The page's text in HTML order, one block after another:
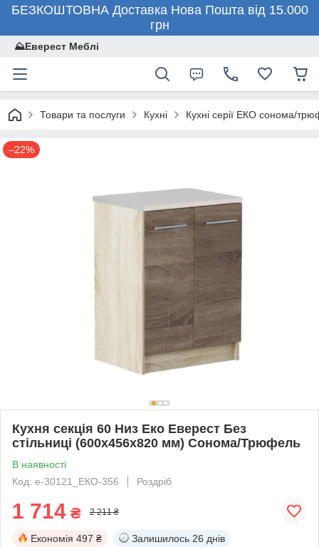
БЕЗКОШТОВНА Доставка Нова Пошта від 15.000
грн
⛰️Еверест Меблі
Товари та послуги Кухні Кухні серії ЕКО сонома/
–22%
Кухня секція 60 Низ Еко Еверест Без
стільниці (600х456х820 мм) Сонома/Трюфель
В наявності
Код: е-30121_ЕКО-356
Роздріб
1 714 ₴ 2 211 ₴
Економія 497 ₴ Залишилось 26 днів